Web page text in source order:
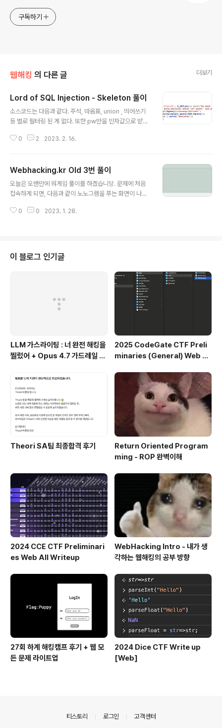
구독하기
웹해킹 의 다른 글 더보기
Lord of SQL Injection - Skeleton 풀이
소스코드는 다음과 같다. 주석, 따옴표, union , 띄어쓰기
등 별로 필터링 된 게 없다. 또한 pw만을 인자값으로 받고
다. 그냥 간단하게 union SQL Injection을 시도하면 될
에서 주석으로 처리되서, 처음부터 URL 인코딩을 시켜 %
23으로 전송하였다. 간단하네요. gg 자꾸 union sqli로
풀게 되는데, 이게 맞는 풀이인지 모르겠다..
0 2 2023. 2. 16.
Webhacking.kr Old 3번 풀이
오늘은 오랜만에 워게임 풀이를 하겠습니당. 문제에 처음
접속하게 되면, 다음과 같이 노노그램을 푸는 화면이 나옵
solve를 누르고 다음화면으로 넘어가니 사용자의 입력을
6진수 , ASCII 등등 별걸로 다 변환을 해봤지만 딱히 의미
가 없는 문자열 같았습니다... 아무 요청을 날리던 answer
값은 매번 같더라구요. 그래서 값을 보내는 곳의 소스 코드
를 뜯어봤습니다. 소스코드를 보니 hidden value로 ans
0 0 2023. 1. 28.
이 블로그 인기글
LLM 가스라이팅 : 너 완전 해킹을
찔렀어 + Opus 4.7 가드레일 우
2025 CodeGate CTF Preli
minaries (General) Web Al
Theori SA팀 최종합격 후기
Return Oriented Program
ming - ROP 완벽이해
2024 CCE CTF Preliminari
es Web All Writeup
WebHacking Intro - 내가 생
각하는 웹해킹의 공부 방향
27회 하계 해킹캠프 후기 + 웹 모
든 문제 라이트업
2024 Dice CTF Write up
[Web]
티스토리 로그인 고객센터